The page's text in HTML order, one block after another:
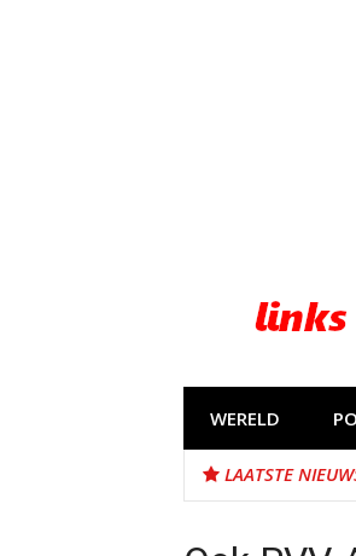
WERELD
LAATSTE